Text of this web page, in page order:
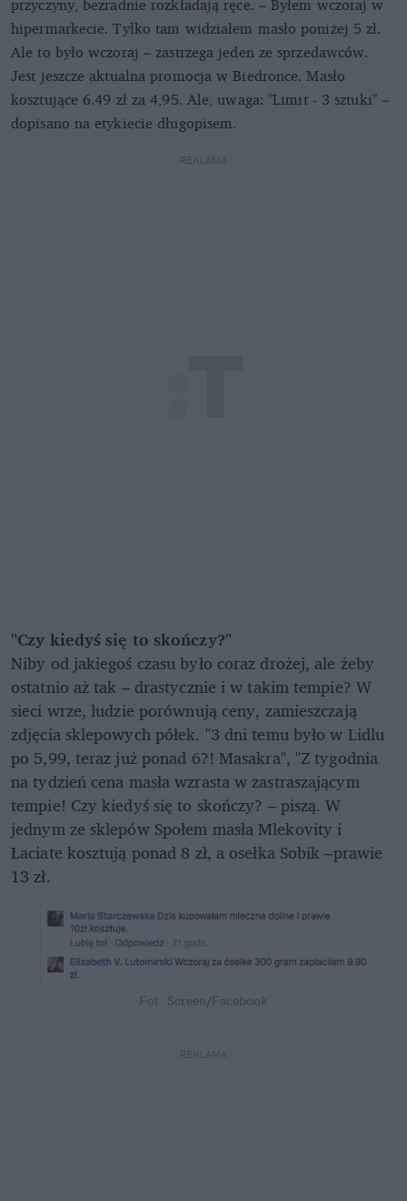
hipermarkecie. Tylko tam widziałem masło poniżej 5 zł.
Ale to było wczoraj – zastrzega jeden ze sprzedawców.
Jest jeszcze aktualna promocja w Biedronce. Masło
kosztujące 6.49 zł za 4,95. Ale, uwaga: "Limit - 3 sztuki" –
dopisano na etykiecie długopisem.
REKLAMA
"Czy kiedyś się to skończy?"
Niby od jakiegoś czasu było coraz drożej, ale żeby
ostatnio aż tak – drastycznie i w takim tempie? W
sieci wrze, ludzie porównują ceny, zamieszczają
zdjęcia sklepowych półek. "3 dni temu było w Lidlu
po 5,99, teraz już ponad 6?! Masakra", "Z tygodnia
na tydzień cena masła wzrasta w zastraszającym
tempie! Czy kiedyś się to skończy? – piszą. W
jednym ze sklepów Społem masła Mlekovity i
Łaciate kosztują ponad 8 zł, a osełka Sobik –prawie
13 zł.
Fot. Screen/Facebook
REKLAMA